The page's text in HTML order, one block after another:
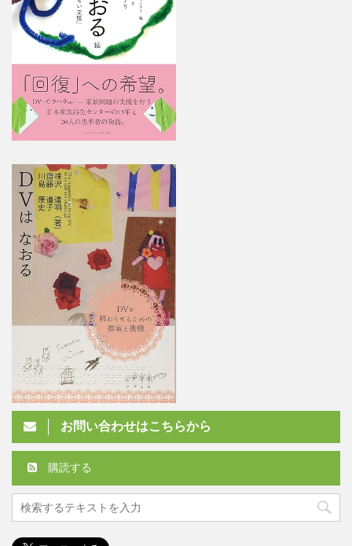
お問い合わせはこちらから
購読する